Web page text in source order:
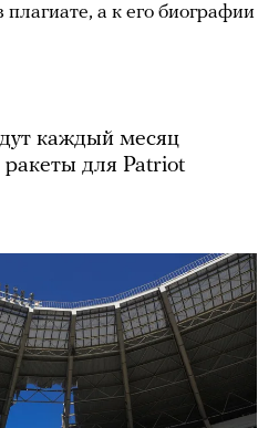
а к его биографии
каждый месяц
ракеты для Patriot